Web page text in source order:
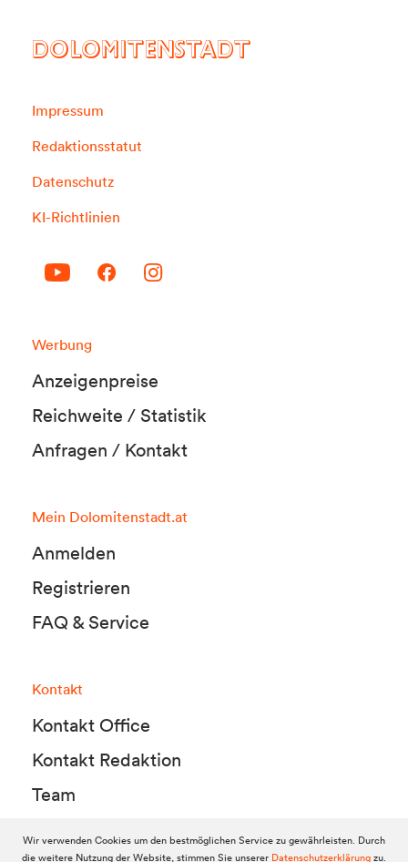
DOLOMITENSTADT
Impressum
Redaktionsstatut
Datenschutz
KI-Richtlinien
Werbung
Anzeigenpreise
Reichweite / Statistik
Anfragen / Kontakt
Mein Dolomitenstadt.at
Anmelden
Registrieren
FAQ & Service
Kontakt
Kontakt Office
Kontakt Redaktion
Team
Wir verwenden Cookies um den bestmöglichen Service zu gewährleisten. Durch
die weitere Nutzung der Website, stimmen Sie unserer Datenschutzerklärungzu.